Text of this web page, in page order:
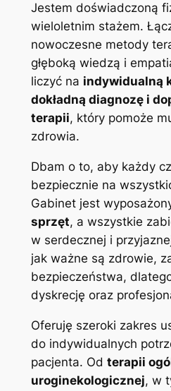
Jestem doświadczoną
wieloletnim stażem.
nowoczesne metody
głęboką wiedzą i
liczyć na indywidualną
dokładną diagnozę i
terapii, który pomoże
zdrowia.
Dbam o to, aby każdy
bezpiecznie na
Gabinet jest
sprzęt, a wszystkie
w serdecznej i
jak ważne są zdrowie,
bezpieczeństwa,
dyskrecję oraz
Oferuję szeroki zakres
do indywidualnych
pacjenta. Od terapii
uroginekologicznej, w